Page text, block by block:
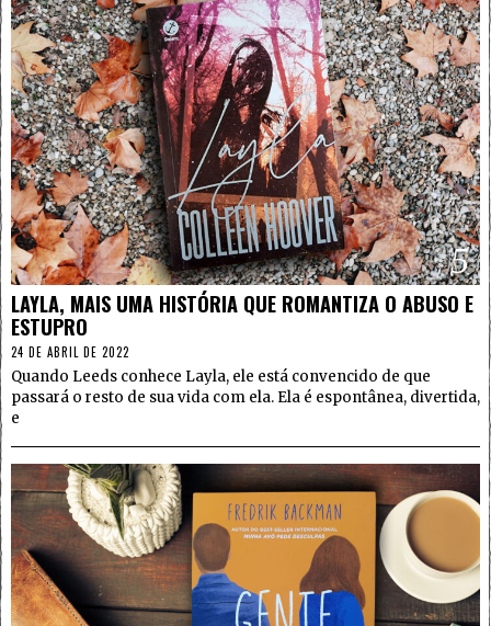
5
LAYLA, MAIS UMA HISTÓRIA QUE ROMANTIZA O ABUSO E
ESTUPRO
24 DE ABRIL DE 2022
Quando Leeds conhece Layla, ele está convencido de que
passará o resto de sua vida com ela. Ela é espontânea, divertida,
e